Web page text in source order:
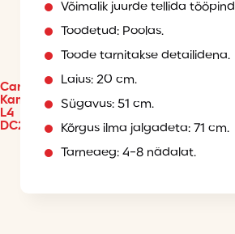
Cargokapp
Kammono
L4
DC20
Võimalik juurde tellida tööpind
Toodetud: Poolas.
Toode tarnitakse detailidena.
Laius: 20 cm.
Sügavus: 51 cm.
Kõrgus ilma jalgadeta: 71 cm.
Tarneaeg: 4-8 nädalat.